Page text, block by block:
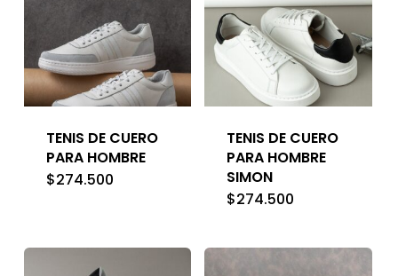
TENIS DE CUERO
PARA HOMBRE
$274.500
TENIS DE CUERO
PARA HOMBRE
SIMON
$274.500